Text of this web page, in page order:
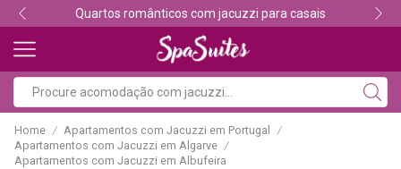
Descubra os melhores alojamentos com jacuzzi
Home / Apartamentos com Jacuzzi em Portugal /
Apartamentos com Jacuzzi em Algarve /
Apartamentos com Jacuzzi em Albufeira